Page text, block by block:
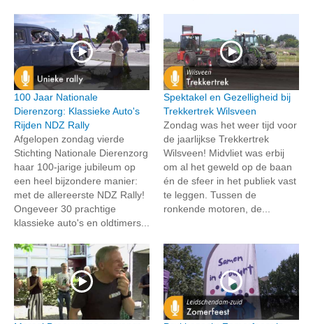
100 Jaar Nationale
Dierenzorg: Klassieke Auto's
Rijden NDZ Rally
Afgelopen zondag vierde
Stichting Nationale Dierenzorg
haar 100-jarige jubileum op
een heel bijzondere manier:
met de allereerste NDZ Rally!
Ongeveer 30 prachtige
klassieke auto's en oldtimers...
Spektakel en Gezelligheid bij
Trekkertrek Wilsveen
Zondag was het weer tijd voor
de jaarlijkse Trekkertrek
Wilsveen! Midvliet was erbij
om al het geweld op de baan
én de sfeer in het publiek vast
te leggen. Tussen de
ronkende motoren, de...